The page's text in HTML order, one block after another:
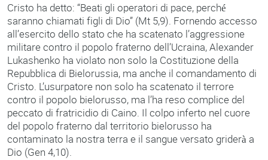
Cristo ha detto: “Beati gli operatori di pace, perché
saranno chiamati figli di Dio” (Mt 5,9). Fornendo accesso
all’esercito dello stato che ha scatenato l’aggressione
militare contro il popolo fraterno dell’Ucraina, Alexander
Lukashenko ha violato non solo la Costituzione della
Repubblica di Bielorussia, ma anche il comandamento di
Cristo. L’usurpatore non solo ha scatenato il terrore
contro il popolo bielorusso, ma l’ha reso complice del
peccato di fratricidio di Caino. Il colpo inferto nel cuore
del popolo fraterno dal territorio bielorusso ha
contaminato la nostra terra e il sangue versato griderà a
Dio (Gen 4,10).